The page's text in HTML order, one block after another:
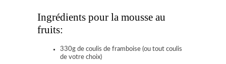
Ingrédients pour la mousse au
fruits:
330g de coulis de framboise (ou tout coulis
de votre choix)